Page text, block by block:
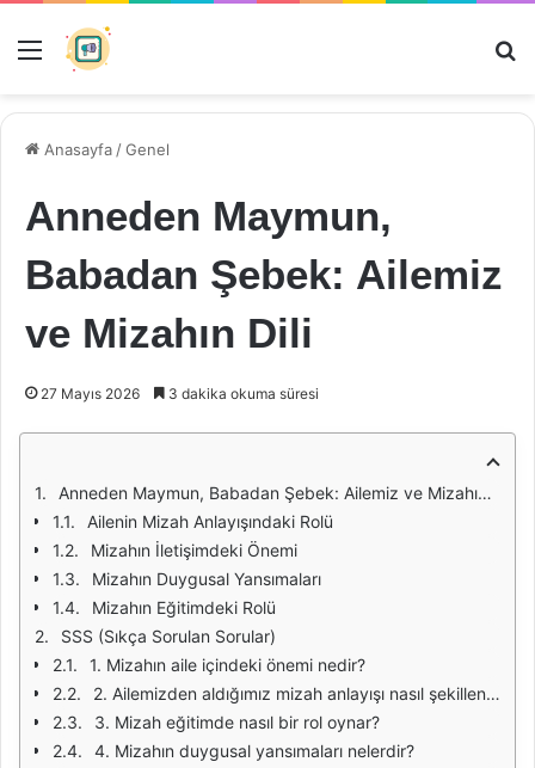
Menü
Anasayfa /Genel
Anneden Maymun,
Babadan Şebek: Ailemiz
ve Mizahın Dili
27 Mayıs 2026 3 dakika okuma süresi
Anneden Maymun, Babadan Şebek: Ailemiz ve Mizahın Dili
Ailenin Mizah Anlayışındaki Rolü
Mizahın İletişimdeki Önemi
Mizahın Duygusal Yansımaları
Mizahın Eğitimdeki Rolü
SSS (Sıkça Sorulan Sorular)
1. Mizahın aile içindeki önemi nedir?
2. Ailemizden aldığımız mizah anlayışı nasıl şekillenir?
3. Mizah eğitimde nasıl bir rol oynar?
4. Mizahın duygusal yansımaları nelerdir?